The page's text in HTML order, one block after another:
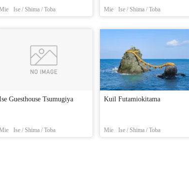
Ise / Shima / Toba Mie Ise / Shima / Toba
Guesthouse Tsumugiya
Ise / Shima / Toba
Kuil Futamiokitama
Mie Ise / Shima / Toba